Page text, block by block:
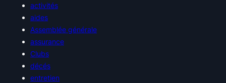
activités
aides
Assemblée générale
assurance
Clubs
décés
entretien